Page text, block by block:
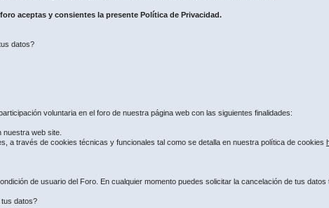
aceptas y consientes la presente Política de Privacidad.
datos?
voluntaria en el foro de nuestra página web con las siguientes finalidades:
web site.
a través de cookies técnicas y funcionales tal como se detalla en nuestra política de cookies
de usuario del Foro. En cualquier momento puedes solicitar la cancelación de tus datos
tus datos?